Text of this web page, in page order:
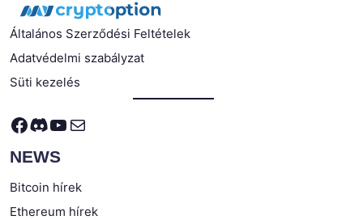
Általános Szerződési Feltételek
Adatvédelmi szabályzat
Süti kezelés
Facebook
Discord
YouTube
Mail
NEWS
Bitcoin hírek
Ethereum hírek